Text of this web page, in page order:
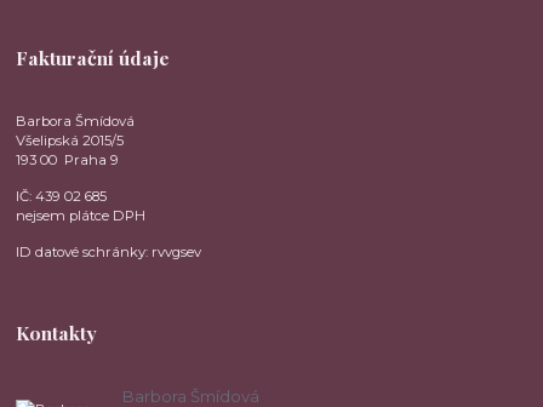
Fakturační údaje
Barbora Šmídová
Všelipská 2015/5
193 00 Praha 9
IČ: 439 02 685
nejsem plátce DPH
ID datové schránky: rvvgsev
Kontakty
Barbora Šmídová